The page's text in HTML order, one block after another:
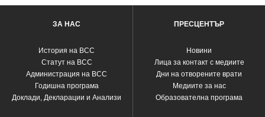
ЗА НАС
История на ВСС
Статут на ВСС
Администрация на ВСС
Годишна програма
Доклади, Декларации и Анализи
ПРЕСЦЕНТЪР
Новини
Лица за контакт с медиите
Дни на отворените врати
Медиите за нас
Образователна програма